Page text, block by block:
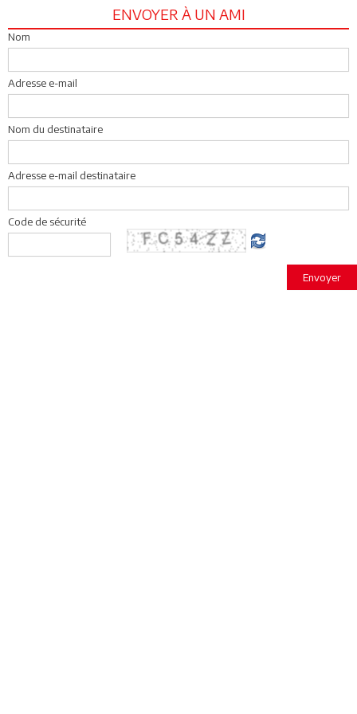
ENVOYER À UN AMI
Nom
Adresse e-mail
Nom du destinataire
Adresse e-mail destinataire
Code de sécurité
Envoyer